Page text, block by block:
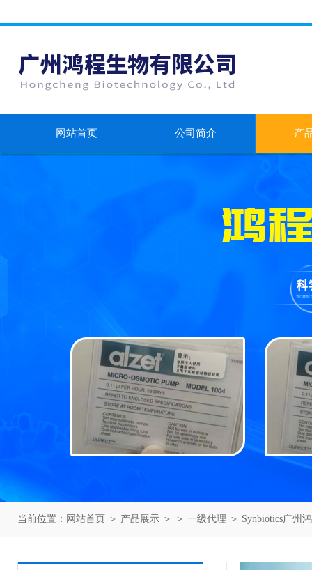
网站首页 公司简介 产
当前位置： 网站首页 ＞ 产品展示 ＞ ＞ 一级代理 ＞ Synbiotics广州